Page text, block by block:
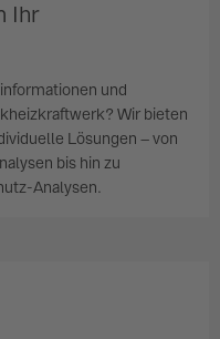
Ihr
und
Wir bieten
Lösungen – von
bis hin zu
Analysen.